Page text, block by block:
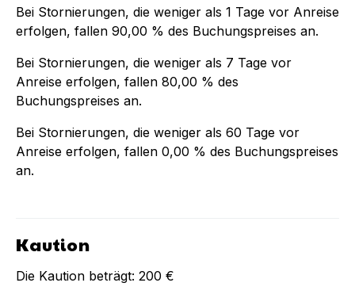
Bei Stornierungen, die weniger als 1 Tage vor Anreise
erfolgen, fallen 90,00 % des Buchungspreises an.
Bei Stornierungen, die weniger als 7 Tage vor
Anreise erfolgen, fallen 80,00 % des
Buchungspreises an.
Bei Stornierungen, die weniger als 60 Tage vor
Anreise erfolgen, fallen 0,00 % des Buchungspreises
an.
Kaution
Die Kaution beträgt: 200 €